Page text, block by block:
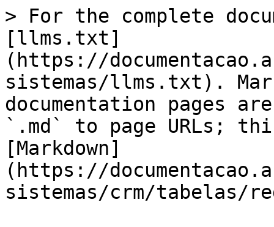
> For the complete
[llms.txt]
(https://
sistemas/llms.txt).
documentation pages
`.md` to page URLs;
[Markdown]
(https://
sistemas/crm/tabelas/